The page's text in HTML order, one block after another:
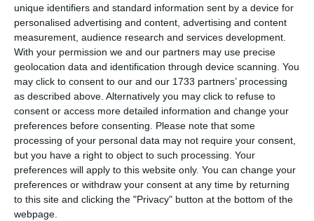
unique identifiers and standard information sent by a device for
personalised advertising and content, advertising and content
measurement, audience research and services development.
With your permission we and our partners may use precise
geolocation data and identification through device scanning. You
may click to consent to our and our 1733 partners’ processing
as described above. Alternatively you may click to refuse to
consent or access more detailed information and change your
preferences before consenting.
Please note that some
processing of your personal data may not require your consent,
but you have a right to object to such processing. Your
preferences will apply to this website only. You can change your
preferences or withdraw your consent at any time by returning
to this site and clicking the "Privacy" button at the bottom of the
webpage.
Sub supravegherea polițiștilor locali, persoana sancționată
s-a conformat măsurii dispuse prin procesul-verbal de
constatare a contravenției, iar în cursul aceleiași zile a
curățat integral suprafața vitrată a refugiului din zona Sat
Vacanță, remedierea fiind confirmată de autorități.
„Facem apel către cetățeni să contribuie la prevenirea
acestor fapte antisociale și la protejarea bunurilor publice.
Orice act de vandalism poate fi sesizat Direcției Generale
Poliția Locală Constanța la numerele de telefon: 0241 484
205 sau 0341 922 ”, transmit reprezentanții Primăriei
Constanța.